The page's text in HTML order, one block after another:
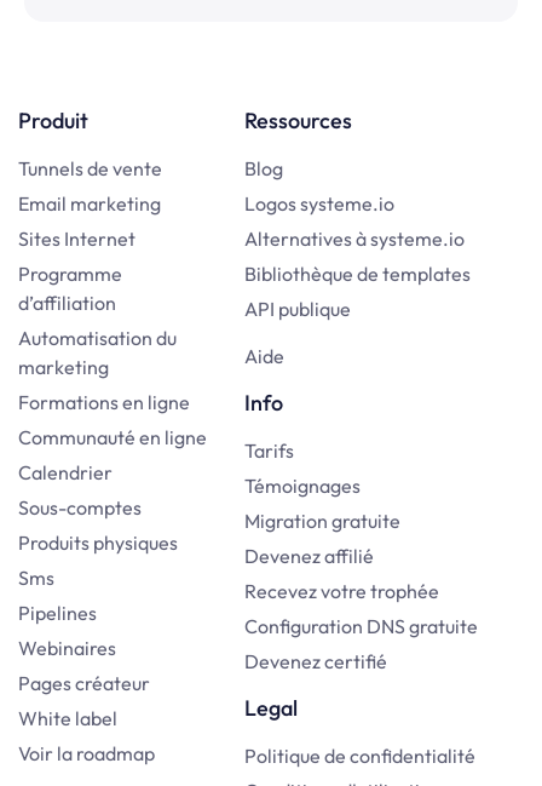
Produit
Tunnels de vente
Email marketing
Sites Internet
Programme
d’affiliation
Automatisation du
marketing
Formations en ligne
Communauté en ligne
Calendrier
Sous-comptes
Produits physiques
Sms
Pipelines
Webinaires
Pages créateur
White label
Voir la roadmap
Ressources
Blog
Logos systeme.io
Alternatives à systeme.io
Bibliothèque de templates
API publique
Aide
Info
Tarifs
Témoignages
Migration gratuite
Devenez affilié
Recevez votre trophée
Configuration DNS gratuite
Devenez certifié
Legal
Politique de confidentialité